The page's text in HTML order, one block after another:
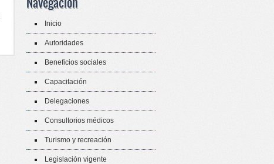
Inicio
Autoridades
Beneficios sociales
Capacitación
Delegaciones
Consultorios médicos
Turismo y recreación
Legislación vigente